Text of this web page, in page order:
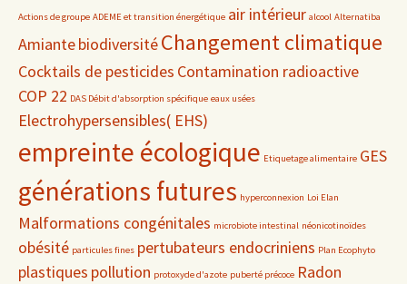
Actions de groupe ADEME et transition énergétique air intérieur alcool Alternatiba
AmiantebiodiversitéChangement climatique
Cocktails de pesticides Contamination radioactive
COP 22 DAS Débit d'absorption spécifique eaux usées
Electrohypersensibles( EHS)
empreinte écologique Etiquetage alimentaire GES
générations futures hyperconnexion Loi Elan
Malformations congénitales microbiote intestinal néonicotinoïdes
obésité particules fines pertubateurs endocriniens Plan Ecophyto
plastiques pollution protoxyde d'azote puberté précoce Radon